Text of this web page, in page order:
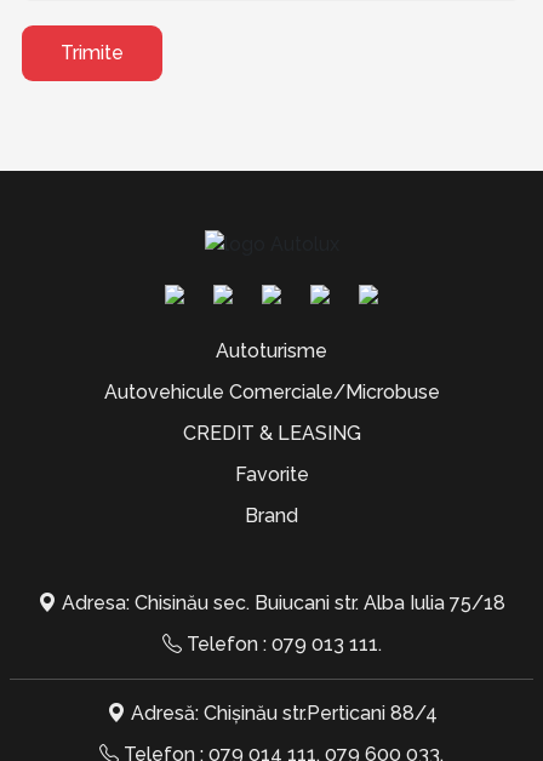
Trimite
Autoturisme
Autovehicule Comerciale/Microbuse
CREDIT & LEASING
Favorite
Brand
Adresa: Chisinău sec. Buiucani str. Alba Iulia 75/18
Telefon : 079 013 111.
Adresă: Chișinău str.Perticani 88/4
Telefon : 079 014 111, 079 600 033.